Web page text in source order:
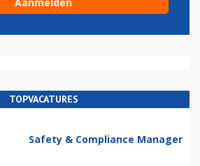
TOPVACATURES
Safety & Compliance Manager